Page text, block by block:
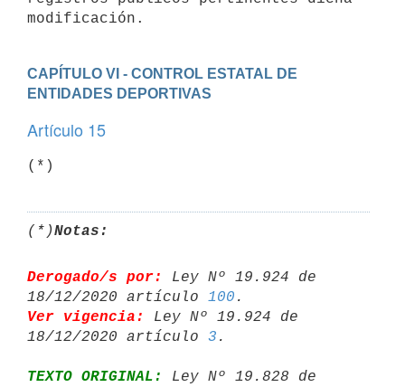
CAPÍTULO VI - CONTROL ESTATAL DE
ENTIDADES DEPORTIVAS
Artículo 15
(*)
(*)Notas:
Derogado/s por:
Ley Nº 19.924 de
18/12/2020 artículo 100
Ver vigencia:
Ley Nº 19.924 de
18/12/2020 artículo 3
TEXTO ORIGINAL:
Ley Nº 19.828 de